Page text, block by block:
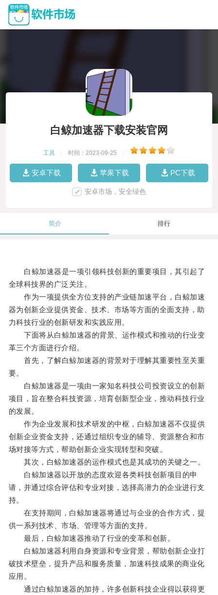
白鲸加速器下载安装官网
工具 时间：2023-09-25
安卓下载 苹果下载 PC下载
安卓市场，安全绿色
简介 排行
白鲸加速器是一项引领科技创新的重要项目，其引起了
全球科技界的广泛关注。
作为一项提供全方位支持的产业链加速平台，白鲸加速
器为创新企业提供资金、技术、市场等方面的全面支持，助
力科技行业的创新研发和实践应用。
下面将从白鲸加速器的背景、运作模式和推动的行业变
革三个方面进行介绍。
首先，了解白鲸加速器的背景对于理解其重要性至关重
要。
白鲸加速器是一项由一家知名科技公司投资设立的创新
项目，旨在整合科技资源，培育创新型企业，推动科技行业
的发展。
作为企业发展和技术研发的中枢，白鲸加速器不仅提供
创新企业资金支持，还通过组织专业的辅导、资源整合和市
场对接等方式，帮助创新企业实现转型和突破。
其次，白鲸加速器的运作模式也是其成功的关键之一。
白鲸加速器以开放的态度欢迎各类科技创新项目的申
请，并通过综合评估和专业对接，选择高潜力的企业进行支
持。
在支持期间，白鲸加速器将通过与企业的合作方式，提
供一系列技术、市场、管理等方面的支持。
最后，白鲸加速器推动了行业的变革和创新。
白鲸加速器利用自身资源和专业背景，帮助创新企业打
破技术壁垒，提升产品和服务质量，加速科技成果的商业化
应用。
通过白鲸加速器的加持，许多创新科技企业得以获得更